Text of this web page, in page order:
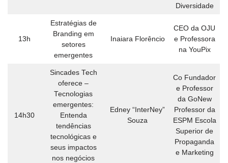
Diversidade
13h
Estratégias de
Branding em
setores
emergentes
Inaiara Florêncio
CEO da OJU
e Professora
na YouPix
14h30
Sincades Tech
oferece –
Tecnologias
emergentes:
Entenda
tendências
tecnológicas e
seus impactos
nos negócios
Edney “InterNey”
Souza
Co Fundador
e Professor
da GoNew
Professor da
ESPM Escola
Superior de
Propaganda
e Marketing